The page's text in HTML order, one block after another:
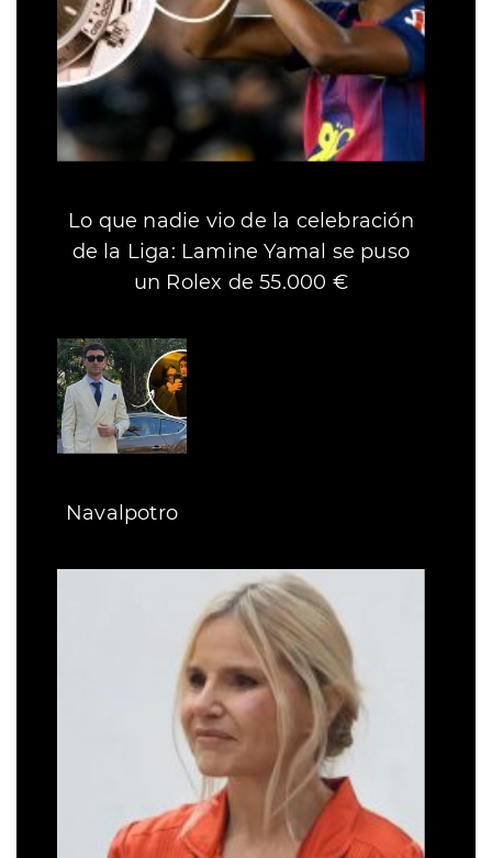
Lo que nadie vio de la celebración
de la Liga: Lamine Yamal se puso
un Rolex de 55.000 €
Navalpotro